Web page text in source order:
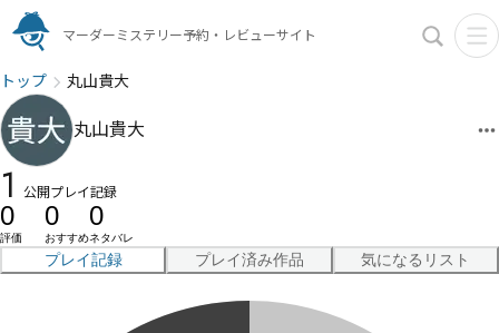
マーダーミステリー予約・レビューサイト
トップ 丸山貴大
丸山貴大
1 公開プレイ記録
0
評価
0
おすすめ
0
ネタバレ
プレイ記録 プレイ済み作品 気になるリスト